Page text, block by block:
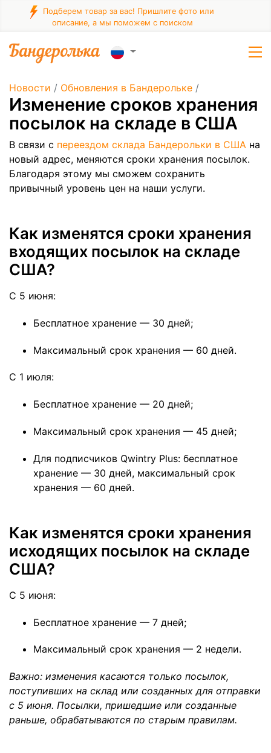
Подберем товар за вас! Пришлите фото или
описание, а мы поможем с поиском
Новости / Обновления в Бандерольке /
Изменение сроков хранения
посылок на складе в США
В связи с переездом склада Бандерольки в США на
новый адрес, меняются сроки хранения посылок.
Благодаря этому мы сможем сохранить
привычный уровень цен на наши услуги.
Как изменятся сроки хранения
входящих посылок на складе
США?
C 5 июня:
Бесплатное хранение — 30 дней;
Максимальный срок хранения — 60 дней.
C 1 июля:
Бесплатное хранение — 20 дней;
Максимальный срок хранения — 45 дней;
Для подписчиков Qwintry Plus: бесплатное
хранение — 30 дней, максимальный срок
хранения — 60 дней.
Как изменятся сроки хранения
исходящих посылок на складе
США?
С 5 июня:
Бесплатное хранение — 7 дней;
Максимальный срок хранения — 2 недели.
Важно: изменения касаются только посылок,
поступивших на склад или созданных для отправки
с 5 июня. Посылки, пришедшие или созданные
раньше, обрабатываются по старым правилам.